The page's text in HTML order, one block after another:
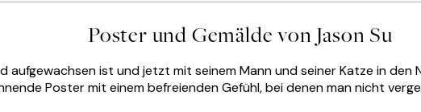
Poster und Gemälde von Jason Su
aufgewachsen ist und jetzt mit seinem Mann und seiner Katze in
Poster mit einem befreienden Gefühl, bei denen man nicht